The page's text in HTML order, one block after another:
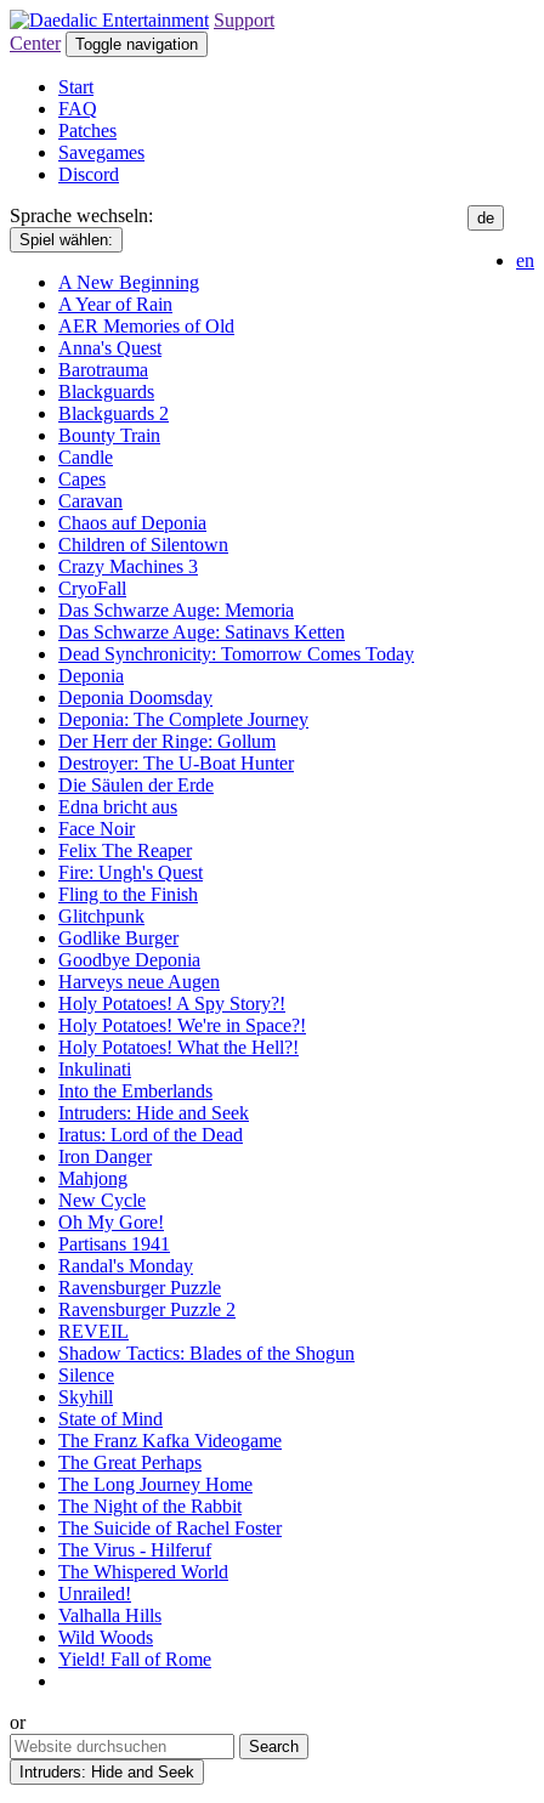
Support
Center
Toggle navigation
Start
FAQ
Patches
Savegames
Discord
Sprache wechseln:
de
en
Spiel wählen:
A New Beginning
A Year of Rain
AER Memories of Old
Anna's Quest
Barotrauma
Blackguards
Blackguards 2
Bounty Train
Candle
Capes
Caravan
Chaos auf Deponia
Children of Silentown
Crazy Machines 3
CryoFall
Das Schwarze Auge: Memoria
Das Schwarze Auge: Satinavs Ketten
Dead Synchronicity: Tomorrow Comes Today
Deponia
Deponia Doomsday
Deponia: The Complete Journey
Der Herr der Ringe: Gollum
Destroyer: The U-Boat Hunter
Die Säulen der Erde
Edna bricht aus
Face Noir
Felix The Reaper
Fire: Ungh's Quest
Fling to the Finish
Glitchpunk
Godlike Burger
Goodbye Deponia
Harveys neue Augen
Holy Potatoes! A Spy Story?!
Holy Potatoes! We're in Space?!
Holy Potatoes! What the Hell?!
Inkulinati
Into the Emberlands
Intruders: Hide and Seek
Iratus: Lord of the Dead
Iron Danger
Mahjong
New Cycle
Oh My Gore!
Partisans 1941
Randal's Monday
Ravensburger Puzzle
Ravensburger Puzzle 2
REVEIL
Shadow Tactics: Blades of the Shogun
Silence
Skyhill
State of Mind
The Franz Kafka Videogame
The Great Perhaps
The Long Journey Home
The Night of the Rabbit
The Suicide of Rachel Foster
The Virus - Hilferuf
The Whispered World
Unrailed!
Valhalla Hills
Wild Woods
Yield! Fall of Rome
or
Intruders: Hide and Seek